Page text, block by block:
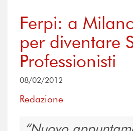
Ferpi: a
per diventare
Professionisti
08/02/2012
Redazione